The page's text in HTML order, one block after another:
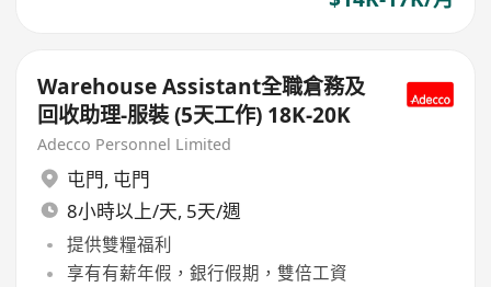
Warehouse Assistant全職倉務及
回收助理-服裝 (5天工作) 18K-20K
Adecco Personnel Limited
屯門, 屯門
8小時以上/天, 5天/週
提供雙糧福利
享有有薪年假，銀行假期，雙倍工資